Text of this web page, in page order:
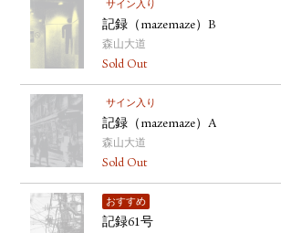
サイン入り
記録（mazemaze）B
森山大道
Sold Out
サイン入り
記録（mazemaze）A
森山大道
Sold Out
おすすめ
記録61号